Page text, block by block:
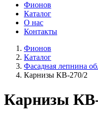
Фионов
Каталог
О нас
Контакты
Фионов
Каталог
Фасадная лепнина
Карнизы КВ-270/2
Карнизы